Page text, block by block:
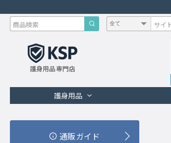
護身用品専門店
護身用品
通販ガイド